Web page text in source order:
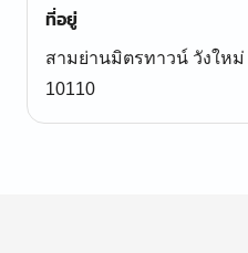
ที่อยู่
สามย่านมิตรทาวน์ วังให
10110